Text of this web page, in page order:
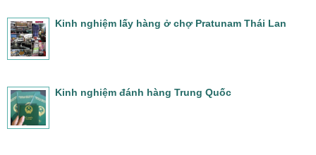
Kinh nghiệm lấy hàng ở chợ Pratunam Thái Lan
Kinh nghiệm đánh hàng Trung Quốc